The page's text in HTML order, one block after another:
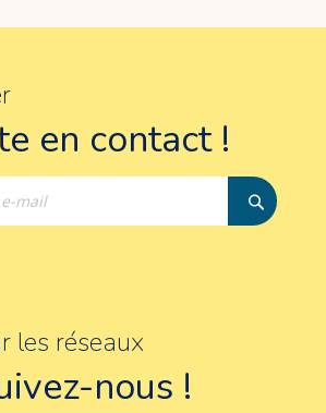
en contact !
les réseaux
nous !